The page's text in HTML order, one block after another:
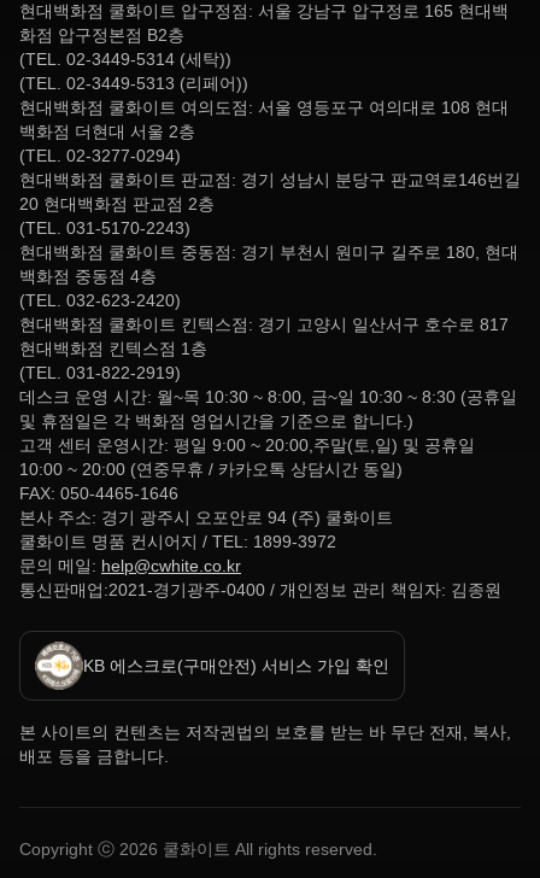
현대백화점 쿨화이트 압구정점: 서울 강남구 압구정로 165 현대백
화점 압구정본점 B2층
(TEL. 02-3449-5314 (세탁))
(TEL. 02-3449-5313 (리페어))
현대백화점 쿨화이트 여의도점: 서울 영등포구 여의대로 108 현대
백화점 더현대 서울 2층
(TEL. 02-3277-0294)
현대백화점 쿨화이트 판교점: 경기 성남시 분당구 판교역로146번길
20 현대백화점 판교점 2층
(TEL. 031-5170-2243)
현대백화점 쿨화이트 중동점: 경기 부천시 원미구 길주로 180, 현대
백화점 중동점 4층
(TEL. 032-623-2420)
현대백화점 쿨화이트 킨텍스점: 경기 고양시 일산서구 호수로 817
현대백화점 킨텍스점 1층
(TEL. 031-822-2919)
데스크 운영 시간: 월~목 10:30 ~ 8:00, 금~일 10:30 ~ 8:30 (공휴일
및 휴점일은 각 백화점 영업시간을 기준으로 합니다.)
고객 센터 운영시간: 평일 9:00 ~ 20:00,주말(토,일) 및 공휴일
10:00 ~ 20:00 (연중무휴 / 카카오톡 상담시간 동일)
FAX: 050-4465-1646
본사 주소: 경기 광주시 오포안로 94 (주) 쿨화이트
쿨화이트 명품 컨시어지 / TEL: 1899-3972
문의 메일: help@cwhite.co.kr
통신판매업:2021-경기광주-0400 / 개인정보 관리 책임자: 김종원
KB 에스크로(구매안전) 서비스 가입 확인
본 사이트의 컨텐츠는 저작권법의 보호를 받는 바 무단 전재, 복사,
배포 등을 금합니다.
Copyright ⓒ 2026 쿨화이트 All rights reserved.